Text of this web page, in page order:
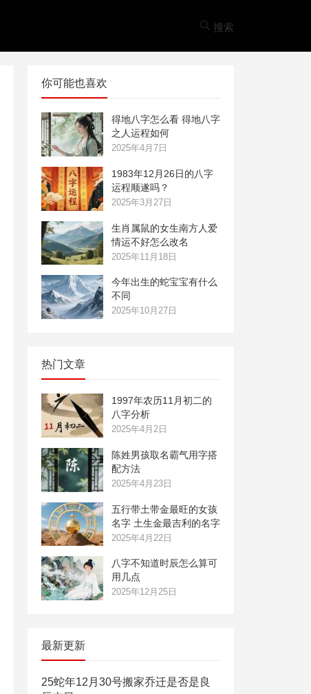
搜索
你可能也喜欢
得地八字怎么看 得地八字
之人运程如何
2025年4月7日
‌1983年12月26日的八字
运程顺遂吗？
2025年3月27日
生肖属鼠的女生南方人爱
情运不好怎么改名
2025年11月18日
今年出生的蛇宝宝有什么
不同
2025年10月27日
热门文章
1997年农历11月初二的
八字分析
2025年4月2日
陈姓男孩取名霸气用字搭
配方法
2025年4月23日
五行带土带金最旺的女孩
名字 土生金最吉利的名字
2025年4月22日
八字不知道时辰怎么算可
用几点
2025年12月25日
最新更新
25蛇年12月30号搬家乔迁是否是良